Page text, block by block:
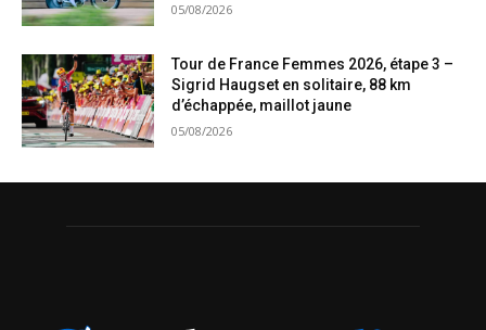
05/08/2026
Tour de France Femmes 2026, étape 3 –
Sigrid Haugset en solitaire, 88 km
d’échappée, maillot jaune
05/08/2026